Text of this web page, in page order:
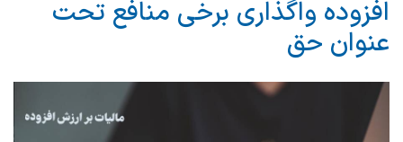
‌افزوده واگذاری برخی منافع تحت
عنوان حق